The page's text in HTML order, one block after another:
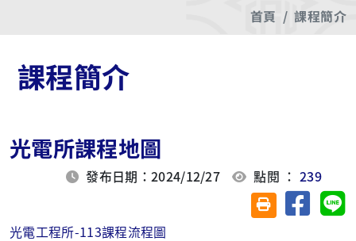
首頁 課程簡介
課程簡介
光電所課程地圖
發布日期：2024/12/27 點閱 ：239
友善列印(另開視
分享至
光電工程所-113課程流程圖